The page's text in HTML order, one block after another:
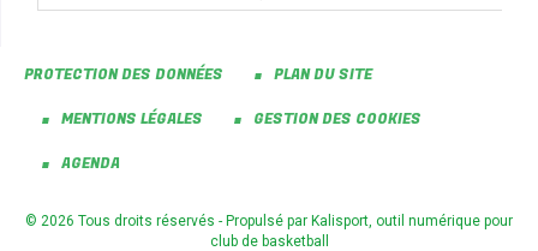
PROTECTION DES DONNÉES PLAN DU SITE
MENTIONS LÉGALES GESTION DES COOKIES
AGENDA
© 2026 Tous droits réservés - Propulsé par Kalisport, outil numérique pour
club de basketball